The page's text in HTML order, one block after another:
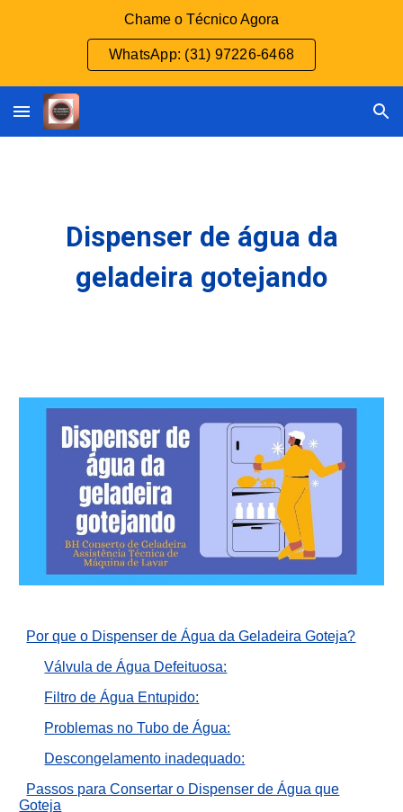
Chame o Técnico Agora
WhatsApp: (31) 97226-6468
Dispenser de água da
geladeira gotejando
Por que o Dispenser de Água da Geladeira Goteja?
Válvula de Água Defeituosa:
Filtro de Água Entupido:
Problemas no Tubo de Água:
Descongelamento inadequado:
Passos para Consertar o Dispenser de Água que
Goteja